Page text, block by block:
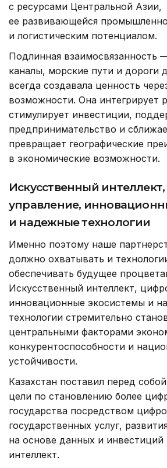
с ресурсами Центральной Азии,
ее развивающейся
и логистическим потенциалом.
Подлинная взаимосвязанность
каналы, морские пути и дороги
всегда создавала ценность
возможности. Она интегрирует
стимулирует инвестиции,
предпринимательство и
превращает географические
в экономические возможности.
Искусственный
управление,
и надежные технологии
Именно поэтому наше
должно охватывать и
обеспечивать будущее
Искусственный интеллект,
инновационные экосистемы и
технологии стремительно
центральными факторами
конкурентоспособности и
устойчивости.
Казахстан поставил перед
цели по становлению более
государства посредством
государственных услуг,
на основе данных и инвестиций
интеллект.